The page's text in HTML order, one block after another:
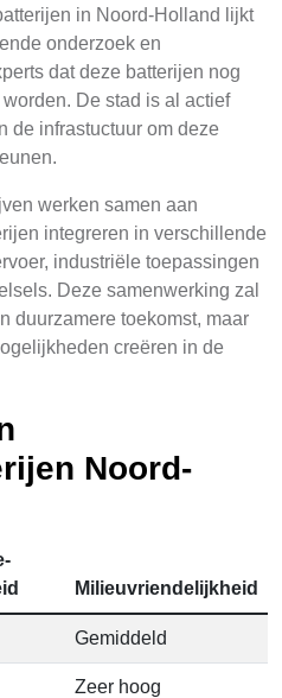
in Noord-Holland lijkt
onderzoek en
dat deze batterijen nog
De stad is al actief
de infrastuctuur om deze
werken samen aan
integreren in verschillende
industriële toepassingen
Deze samenwerking zal
duurzamere toekomst, maar
creëren in de
Noord-
Milieuvriendelijkheid
Gemiddeld
Zeer hoog